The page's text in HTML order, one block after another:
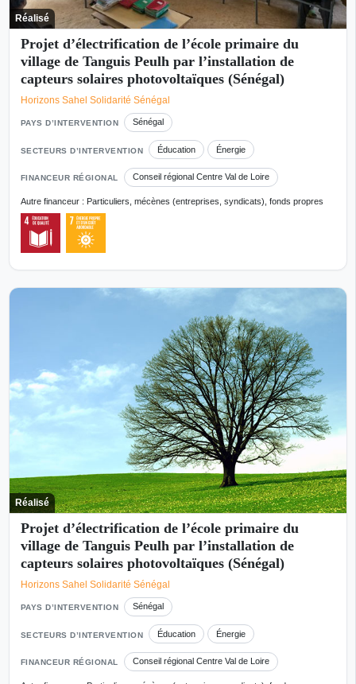
Réalisé
Projet d’électrification de l’école primaire du
village de Tanguis Peulh par l’installation de
capteurs solaires photovoltaïques (Sénégal)
Horizons Sahel Solidarité Sénégal
PAYS D’INTERVENTION Sénégal
SECTEURS D’INTERVENTION Éducation Énergie
FINANCEUR RÉGIONAL Conseil régional Centre Val de Loire
Autre financeur : Particuliers, mécènes (entreprises, syndicats), fonds propres
Réalisé
Projet d’électrification de l’école primaire du
village de Tanguis Peulh par l’installation de
capteurs solaires photovoltaïques (Sénégal)
Horizons Sahel Solidarité Sénégal
PAYS D’INTERVENTION Sénégal
SECTEURS D’INTERVENTION Éducation Énergie
FINANCEUR RÉGIONAL Conseil régional Centre Val de Loire